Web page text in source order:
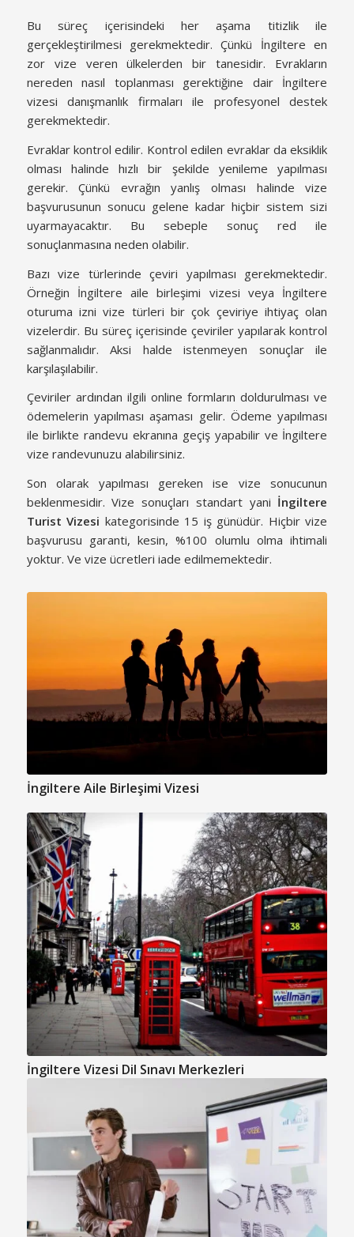
Bu süreç içerisindeki her aşama titizlik ile
gerçekleştirilmesi gerekmektedir. Çünkü İngiltere en
zor vize veren ülkelerden bir tanesidir. Evrakların
nereden nasıl toplanması gerektiğine dair İngiltere
vizesi danışmanlık firmaları ile profesyonel destek
gerekmektedir.
Evraklar kontrol edilir. Kontrol edilen evraklar da eksiklik
olması halinde hızlı bir şekilde yenileme yapılması
gerekir. Çünkü evrağın yanlış olması halinde vize
başvurusunun sonucu gelene kadar hiçbir sistem sizi
uyarmayacaktır. Bu sebeple sonuç red ile
sonuçlanmasına neden olabilir.
Bazı vize türlerinde çeviri yapılması gerekmektedir.
Örneğin İngiltere aile birleşimi vizesi veya İngiltere
oturuma izni vize türleri bir çok çeviriye ihtiyaç olan
vizelerdir. Bu süreç içerisinde çeviriler yapılarak kontrol
sağlanmalıdır. Aksi halde istenmeyen sonuçlar ile
karşılaşılabilir.
Çeviriler ardından ilgili online formların doldurulması ve
ödemelerin yapılması aşaması gelir. Ödeme yapılması
ile birlikte randevu ekranına geçiş yapabilir ve İngiltere
vize randevunuzu alabilirsiniz.
Son olarak yapılması gereken ise vize sonucunun
beklenmesidir. Vize sonuçları standart yani İngiltere
Turist Vizesi kategorisinde 15 iş günüdür. Hiçbir vize
başvurusu garanti, kesin, %100 olumlu olma ihtimali
yoktur. Ve vize ücretleri iade edilmemektedir.
İngiltere Aile Birleşimi Vizesi
İngiltere Vizesi Dil Sınavı Merkezleri